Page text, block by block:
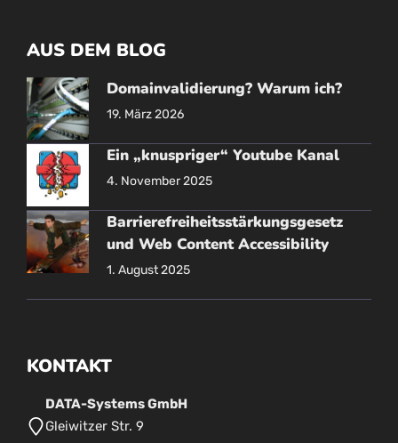
AUS DEM BLOG
Domainvalidierung? Warum ich?
19. März 2026
Ein „knuspriger“ Youtube Kanal
4. November 2025
Barrierefreiheitsstärkungsgesetz
und Web Content Accessibility
1. August 2025
KONTAKT
DATA-Systems GmbH
Gleiwitzer Str. 9